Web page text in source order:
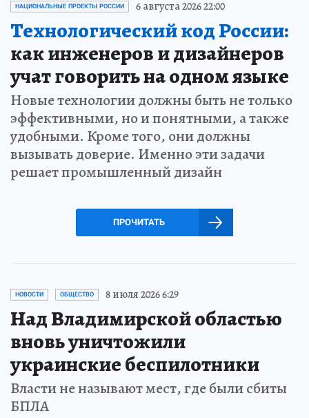
НАЦИОНАЛЬНЫЕ ПРОЕКТЫ РОССИИ 6 августа 2026 22:00
Технологический код России:
как инженеров и дизайнеров
учат говорить на одном языке
Новые технологии должны быть не только
эффективными, но и понятными, а также
удобными. Кроме того, они должны
вызывать доверие. Именно эти задачи
решает промышленный дизайн
ПРОЧИТАТЬ
НОВОСТИ ОБЩЕСТВО 8 июля 2026 6:29
Над Владимирской областью
вновь уничтожили
украинские беспилотники
Власти не называют мест, где были сбиты
БПЛА